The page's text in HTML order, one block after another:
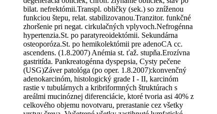
bilat. nefrektómii.Transpl. obličky (sek.) so zníženou
funkciou štepu, relat. stabilizovanou.Tranzitor. funkčné
zhoršenie pri negat. cirkulačných vplyvoch.Nefrogénna
hypertenzia.St. po paratyreoidektómii. Sekundárna
osteoporóza.St. po hemikolektómii pre adenoCA cc.
ascendens. (1.8.2007) Anémia st. ťaž. stupňa.Erozívna
gastritída. Pankreatogénna dyspepsia, Cysty pečene
(USG)Záver patológa (po oper. 1.8.2007):konvenčný
adenokarcinóm, histologický grade I - II, karcinóm
rastie v tubulárnych a kribriformných štruktúrach s
areálmi mucinóznej diferenciácie, ktoré tvoria asi 40% z
celkového objemu novotvaru, prerastanie cez všetky